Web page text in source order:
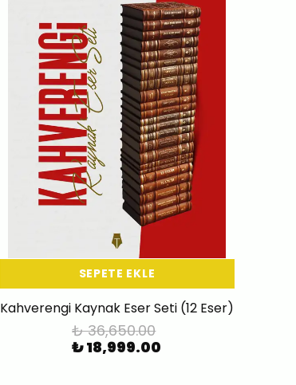
SEPETE EKLE
Kahverengi Kaynak Eser Seti (12 Eser)
₺ 36,650.00
₺ 18,999.00